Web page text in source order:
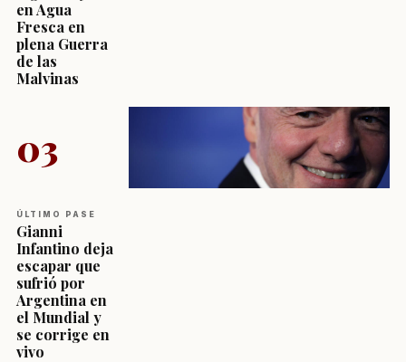
en Agua
Fresca en
plena Guerra
de las
Malvinas
03
ÚLTIMO PASE
Gianni
Infantino deja
escapar que
sufrió por
Argentina en
el Mundial y
se corrige en
vivo